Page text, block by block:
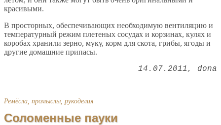
красивыми.
В просторных, обеспечивающих необходимую вентиляцию и
температурный режим плетеных сосудах и корзинах, кулях и
коробах хранили зерно, муку, корм для скота, грибы, ягоды и
другие домашние припасы.
14.07.2011 dona
Ремёсла, промыслы, рукоделия
Соломенные пауки